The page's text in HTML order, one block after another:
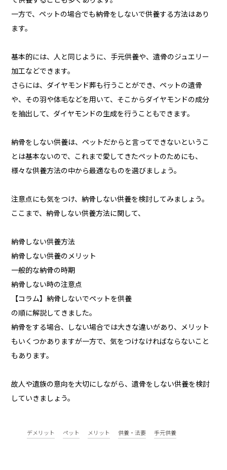
一方で、ペットの場合でも納骨をしないで供養する方法はあり
ます。
基本的には、人と同じように、手元供養や、遺骨のジュエリー
加工などできます。
さらには、ダイヤモンド葬も行うことができ、ペットの遺骨
や、その羽や体毛などを用いて、そこからダイヤモンドの成分
を抽出して、ダイヤモンドの生成を行うこともできます。
納骨をしない供養は、ペットだからと言ってできないというこ
とは基本ないので、これまで愛してきたペットのためにも、
様々な供養方法の中から最適なものを選びましょう。
注意点にも気をつけ、納骨しない供養を検討してみましょう。
ここまで、納骨しない供養方法に関して、
納骨しない供養方法
納骨しない供養のメリット
一般的な納骨の時期
納骨しない時の注意点
【コラム】納骨しないでペットを供養
の順に解説してきました。
納骨をする場合、しない場合では大きな違いがあり、メリット
もいくつかありますが一方で、気をつけなければならないこと
もあります。
故人や遺族の意向を大切にしながら、遺骨をしない供養を検討
していきましょう。
デメリット ペット メリット 供養・法要 手元供養